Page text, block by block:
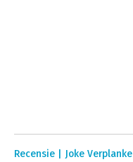
Recensie | Joke Verplanke